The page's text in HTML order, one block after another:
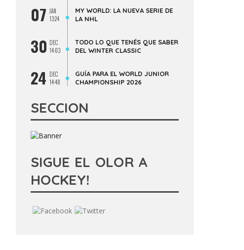
07 JAN
13:24
MY WORLD: LA NUEVA SERIE DE
LA NHL
30 DEC
14:03
TODO LO QUE TENÉS QUE SABER
DEL WINTER CLASSIC
24 DEC
14:48
GUÍA PARA EL WORLD JUNIOR
CHAMPIONSHIP 2026
SECCION
SIGUE EL OLOR A
HOCKEY!